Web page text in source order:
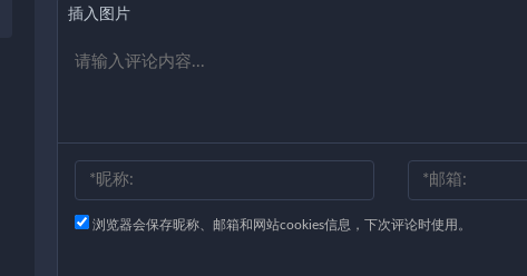
插入图片
浏览器会保存昵称、邮箱和网站cookies信息，下次评论时使用。